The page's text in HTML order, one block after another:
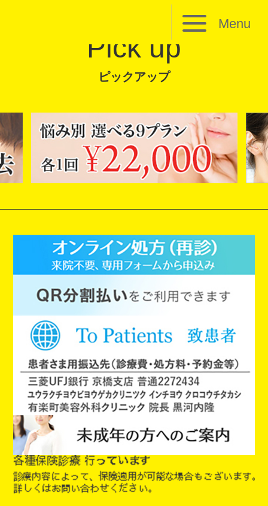
Menu
Pick up
ピックアップ